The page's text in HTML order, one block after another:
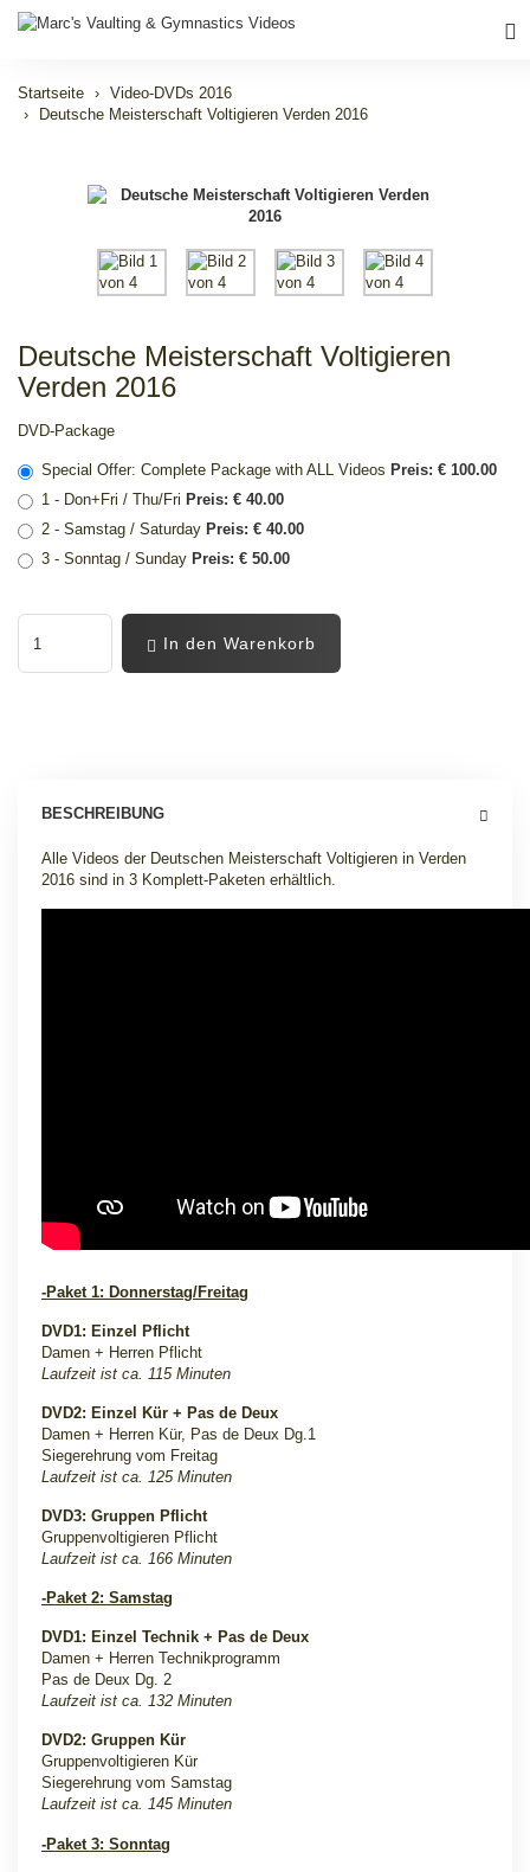
Startseite
Video-DVDs 2016
Deutsche Meisterschaft Voltigieren Verden 2016
Deutsche Meisterschaft Voltigieren
Verden 2016
DVD-Package
Special Offer: Complete Package with ALL Videos Preis: € 100.00
1 - Don+Fri / Thu/Fri Preis: € 40.00
2 - Samstag / Saturday Preis: € 40.00
3 - Sonntag / Sunday Preis: € 50.00
In den Warenkorb
BESCHREIBUNG
Alle Videos der Deutschen Meisterschaft Voltigieren in Verden
2016 sind in 3 Komplett-Paketen erhältlich.
-Paket 1: Donnerstag/Freitag
DVD1: Einzel Pflicht
Damen + Herren Pflicht
Laufzeit ist ca. 115 Minuten
DVD2: Einzel Kür + Pas de Deux
Damen + Herren Kür, Pas de Deux Dg.1
Siegerehrung vom Freitag
Laufzeit ist ca. 125 Minuten
DVD3: Gruppen Pflicht
Gruppenvoltigieren Pflicht
Laufzeit ist ca. 166 Minuten
-Paket 2: Samstag
DVD1: Einzel Technik + Pas de Deux
Damen + Herren Technikprogramm
Pas de Deux Dg. 2
Laufzeit ist ca. 132 Minuten
DVD2: Gruppen Kür
Gruppenvoltigieren Kür
Siegerehrung vom Samstag
Laufzeit ist ca. 145 Minuten
-Paket 3: Sonntag